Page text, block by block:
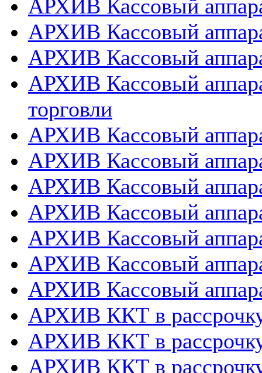
АРХИВ Кассовый
АРХИВ Кассовый
АРХИВ Кассовый
АРХИВ Кассовый
торговли
АРХИВ Кассовый
АРХИВ Кассовый
АРХИВ Кассовый
АРХИВ Кассовый
АРХИВ Кассовый
АРХИВ Кассовый
АРХИВ Кассовый
АРХИВ ККТ в
АРХИВ ККТ в
АРХИВ ККТ в